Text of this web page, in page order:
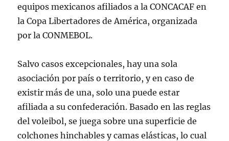
equipos mexicanos afiliados a la CONCACAF en
la Copa Libertadores de América, organizada
por la CONMEBOL.
Salvo casos excepcionales, hay una sola
asociación por país o territorio, y en caso de
existir más de una, solo una puede estar
afiliada a su confederación. Basado en las reglas
del voleibol, se juega sobre una superficie de
colchones hinchables y camas elásticas, lo cual